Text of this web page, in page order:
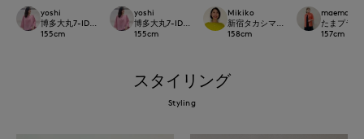
yoshi
博多大丸7-IDconcept.
155cm
yoshi
博多大丸7-IDconcept.
155cm
Mikiko
新宿タカシマヤSUPERIOR CLOSET
158cm
maemae
たまプラ
157cm
スタイリング
Styling